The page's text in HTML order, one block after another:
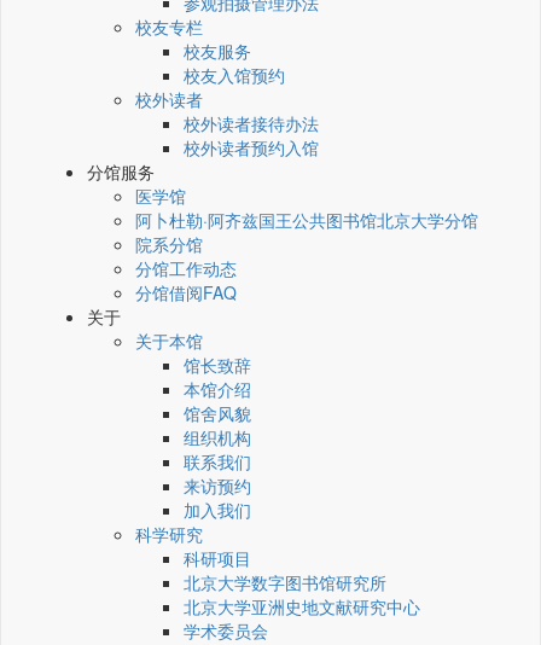
校友专栏
校友服务
校友入馆预约
校外读者
校外读者接待办法
校外读者预约入馆
分馆服务
医学馆
阿卜杜勒·阿齐兹国王公共图书馆北京大学分馆
院系分馆
分馆工作动态
分馆借阅FAQ
关于
关于本馆
馆长致辞
本馆介绍
馆舍风貌
组织机构
联系我们
来访预约
加入我们
科学研究
科研项目
北京大学数字图书馆研究所
北京大学亚洲史地文献研究中心
学术委员会